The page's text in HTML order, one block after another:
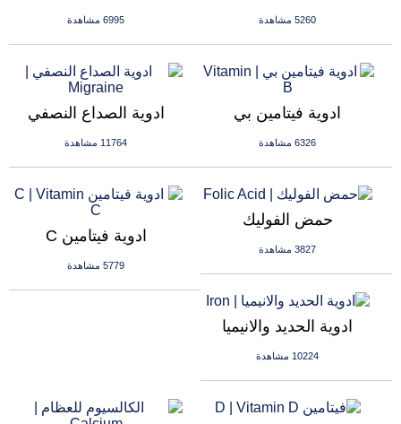
6995 مشاهدة 5260 مشاهدة
ادوية الصداع النصفي
11764 مشاهدة
ادوية فيتامين بي
6326 مشاهدة
ادوية فيتامين C
5779 مشاهدة
حمض الفوليك
3827 مشاهدة
ادوية الحديد والانيميا
10224 مشاهدة